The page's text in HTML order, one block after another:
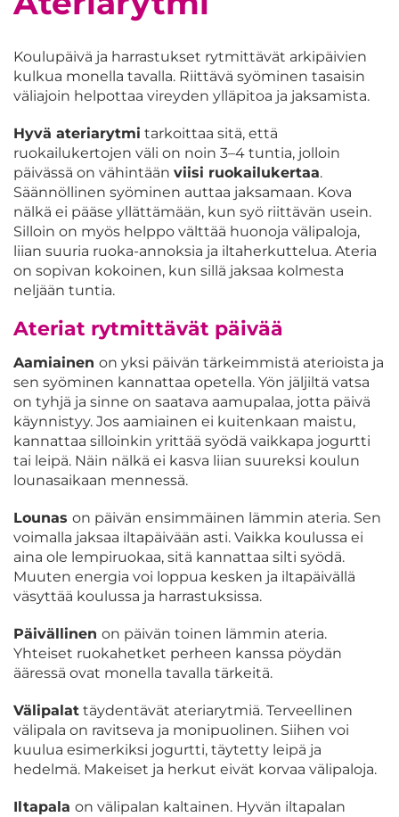
Koulupäivä ja harrastukset rytmittävät arkipäivien
kulkua monella tavalla. Riittävä syöminen tasaisin
väliajoin helpottaa vireyden ylläpitoa ja jaksamista.
Hyvä ateriarytmi tarkoittaa sitä, että
ruokailukertojen väli on noin 3–4 tuntia, jolloin
päivässä on vähintään viisi ruokailukertaa.
Säännöllinen syöminen auttaa jaksamaan. Kova
nälkä ei pääse yllättämään, kun syö riittävän usein.
Silloin on myös helppo välttää huonoja välipaloja,
liian suuria ruoka-annoksia ja iltaherkuttelua. Ateria
on sopivan kokoinen, kun sillä jaksaa kolmesta
neljään tuntia.
Ateriat rytmittävät päivää
Aamiainen on yksi päivän tärkeimmistä aterioista ja
sen syöminen kannattaa opetella. Yön jäljiltä vatsa
on tyhjä ja sinne on saatava aamupalaa, jotta päivä
käynnistyy. Jos aamiainen ei kuitenkaan maistu,
kannattaa silloinkin yrittää syödä vaikkapa jogurtti
tai leipä. Näin nälkä ei kasva liian suureksi koulun
lounasaikaan mennessä.
Lounas on päivän ensimmäinen lämmin ateria. Sen
voimalla jaksaa iltapäivään asti. Vaikka koulussa ei
aina ole lempiruokaa, sitä kannattaa silti syödä.
Muuten energia voi loppua kesken ja iltapäivällä
väsyttää koulussa ja harrastuksissa.
Päivällinen on päivän toinen lämmin ateria.
Yhteiset ruokahetket perheen kanssa pöydän
ääressä ovat monella tavalla tärkeitä.
Välipalat täydentävät ateriarytmiä. Terveellinen
välipala on ravitseva ja monipuolinen. Siihen voi
kuulua esimerkiksi jogurtti, täytetty leipä ja
hedelmä. Makeiset ja herkut eivät korvaa välipaloja.
Iltapala on välipalan kaltainen. Hyvän iltapalan